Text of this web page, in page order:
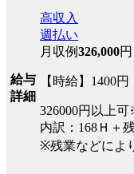
給与
詳細
高収入
週払い
月収例326,000円
【時給】1400円
326000円以上
内訳：168Ｈ＋
※残業などによ